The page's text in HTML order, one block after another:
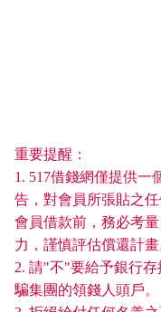
重要提醒：
1. 517借錢網僅提供一
告，對會員所張貼之
會員借款前，務必考
力，謹慎評估償還計畫
2. 請"不"要給予銀行
騙集團的領錢人頭戶。